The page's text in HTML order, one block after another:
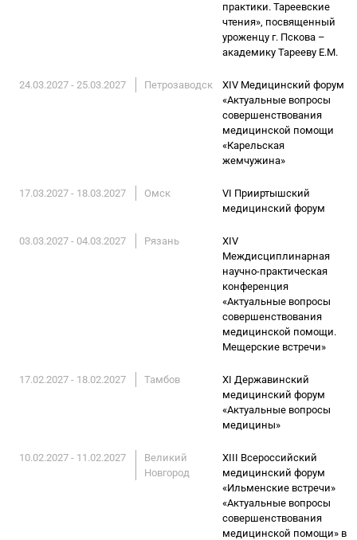
практики. Тареевские
чтения», посвященный
уроженцу г. Пскова –
академику Тарееву Е.М.
24.03.2027 - 25.03.2027 Петрозаводск
XIV Медицинский форум
«Актуальные вопросы
совершенствования
медицинской помощи
«Карельская
жемчужина»
17.03.2027 - 18.03.2027 Омск
VI Прииртышский
медицинский форум
03.03.2027 - 04.03.2027 Рязань
XIV
Междисциплинарная
научно-практическая
конференция
«Актуальные вопросы
совершенствования
медицинской помощи.
Мещерские встречи»
17.02.2027 - 18.02.2027 Тамбов
XI Державинский
медицинский форум
«Актуальные вопросы
медицины»
10.02.2027 - 11.02.2027
Великий
Новгород
XIII Всероссийский
медицинский форум
«Ильменские встречи»
«Актуальные вопросы
совершенствования
медицинской помощи» в